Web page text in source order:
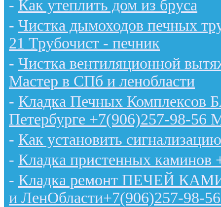
- Как утеплить дом из бруса
- Чистка дымоходов печных
21 Трубочист - печник
- Чистка вентиляционной
Мастер в СПб и ленобласти
- Кладка Печных Комплексов
Петербурге +7(906)257-98-56
- Как установить
- Кладка пристенных каминов
- Кладка ремонт ПЕЧЕЙ
и ЛенОбласти+7(906)257-98-